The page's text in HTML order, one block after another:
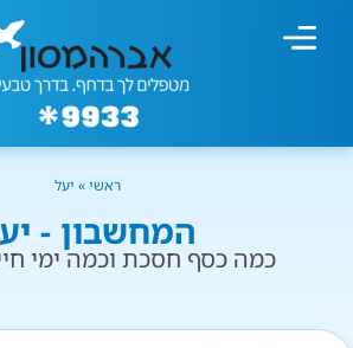
ראשי» יעל
המחשבון -
כמה כסף חסכת וכמה ימי